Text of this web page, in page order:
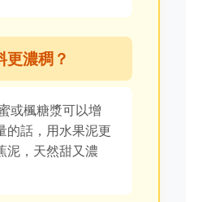
更濃稠？
或楓糖漿可以增
的話，用水果泥更
泥，天然甜又濃